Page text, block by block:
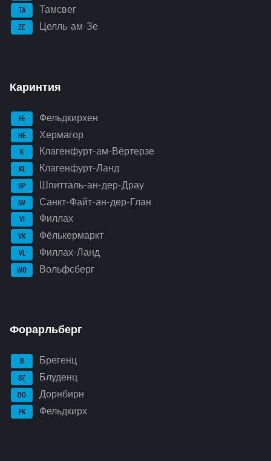
TA Тамсвег
ZE Целль-ам-Зе
Каринтия
FE Фельдкирхен
HE Хермагор
K Клагенфурт-ам-Вёртерзе
KL Клагенфурт-Ланд
SP Шпитталь-ан-дер-Драу
SV Санкт-Файт-ан-дер-Глан
VI Филлах
VK Фёлькермаркт
VL Филлах-Ланд
WO Вольфсберг
Форарльберг
B Брегенц
BZ Блуденц
DO Дорнбирн
FK Фельдкирх